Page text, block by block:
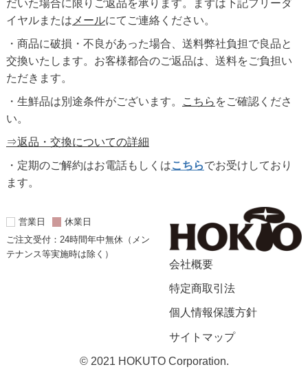
だいた場合に限りご返品を承ります。まずは下記フリーダ
イヤルまたは メールにてご連絡ください。
・商品に破損・不良があった場合、送料弊社負担で良品と
交換いたします。お客様都合のご返品は、送料をご負担い
ただきます。
・生鮮品は別途条件がございます。
こちら をご確認くださ
い。
⇒返品・交換についての詳細
・定期のご解約はお電話もしくはこちらでお受けしており
ます。
営業日
休業日
ご注文受付：24時間年中無休（メン
テナンス等実施時は除く）
会社概要
特定商取引法
個人情報保護方針
サイトマップ
© 2021 HOKUTO Corporation.